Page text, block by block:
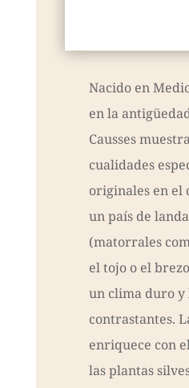
Nacido en
en la
Causses
cualidades
originales en el
un país de
(matorrales
el tojo o el
un clima duro y
contrastantes.
enriquece con
las plantas